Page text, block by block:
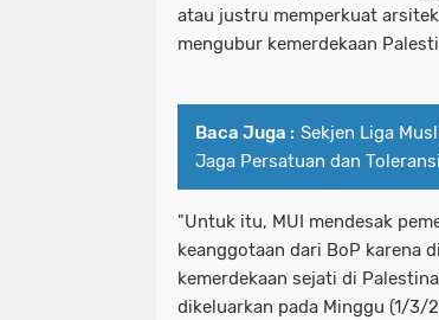
atau justru memperkuat
mengubur kemerdekaan
Baca Juga : Sekjen Liga
Jaga Persatuan dan
"Untuk itu, MUI mendesak
keanggotaan dari BoP karena
kemerdekaan sejati di
dikeluarkan pada Minggu (1/3/